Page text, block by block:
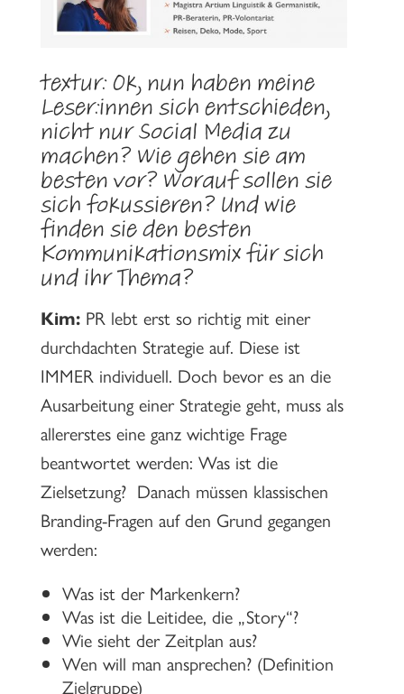
textur: Ok, nun haben meine
Leser:innen sich entschieden,
nicht nur Social Media zu
machen? Wie gehen sie am
besten vor? Worauf sollen sie
sich fokussieren? Und wie
finden sie den besten
Kommunikationsmix für sich
und ihr Thema?
Kim: PR lebt erst so richtig mit einer
durchdachten Strategie auf. Diese ist
IMMER individuell. Doch bevor es an die
Ausarbeitung einer Strategie geht, muss als
allererstes eine ganz wichtige Frage
beantwortet werden:⁠ Was ist die
Zielsetzung? ⁠ Danach müssen klassischen
Branding-Fragen auf den Grund gegangen
werden:⁠
Was ist der Markenkern?
Was ist die Leitidee, die „Story“?⁠
Wie sieht der Zeitplan aus? ⁠
Wen will man ansprechen? (Definition
Zielgruppe)⁠